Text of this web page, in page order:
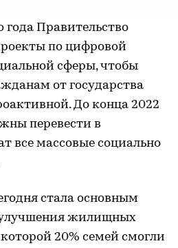
года Правительство
по цифровой
сферы, чтобы
от государства
До конца 2022
перевести в
все массовые социально
стала основным
жилищных
20% семей смогли